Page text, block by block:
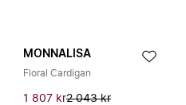
MONNALISA
Floral Cardigan
1 807 kr2 043 kr